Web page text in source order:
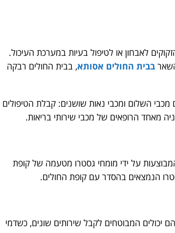
לאבחון או לטיפול בעיות במערכת העיכול.
בבית החולים אסותא, בבית החולים רבקה
מכבי השלום ומכבי נאות שושנים: קבלת הטיפולים
מאחד הרופאים של מכבי שירותי בריאות.
על ידי מומחי גסטרו מטעמה של קופת
הנמצאים בהסדר עם קופת החולים.
המבוטחים לקבל שירותים שונים, כשדמי